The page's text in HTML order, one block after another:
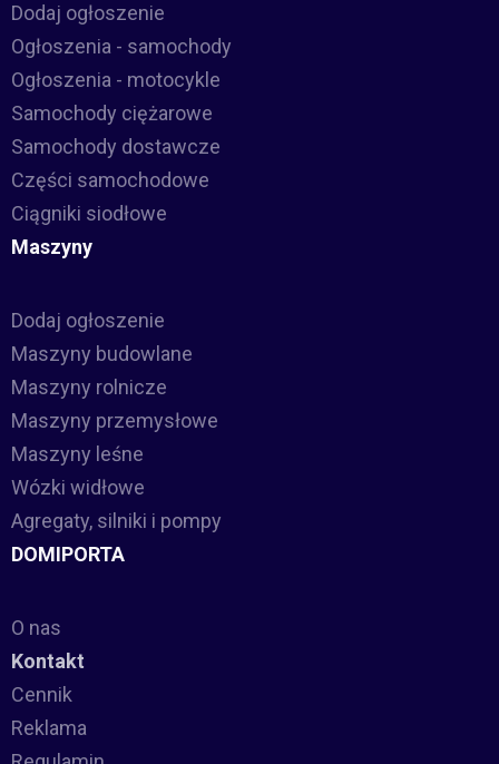
Dodaj ogłoszenie
Ogłoszenia - samochody
Ogłoszenia - motocykle
Samochody ciężarowe
Samochody dostawcze
Części samochodowe
Ciągniki siodłowe
Maszyny
Dodaj ogłoszenie
Maszyny budowlane
Maszyny rolnicze
Maszyny przemysłowe
Maszyny leśne
Wózki widłowe
Agregaty, silniki i pompy
DOMIPORTA
O nas
Kontakt
Cennik
Reklama